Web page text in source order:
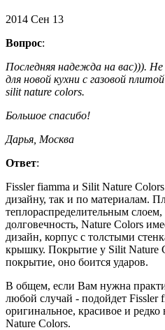
2014 Сен 13
Вопрос:
Последняя надежда на вас))).
для новой кухни с газовой
silit nature colors.
Большое спасибо!
Дарья, Москва
Ответ:
Fissler fiamma и Silit Nature
дизайну, так и по материалам.
теплораспределительным слоем,
долговечность, Nature Colors
дизайн, корпус с толстыми
крышку. Покрытие у Silit Nature
покрытие, оно боится ударов.
В общем, если Вам нужна
любой случай - подойдет Fissler
оригинальное, красивое и
Nature Colors.